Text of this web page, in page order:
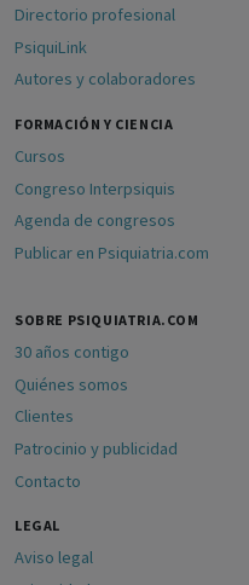
Directorio profesional
PsiquiLink
Autores y colaboradores
FORMACIÓN Y CIENCIA
Cursos
Congreso Interpsiquis
Agenda de congresos
Publicar en Psiquiatria.com
SOBRE PSIQUIATRIA.COM
30 años contigo
Quiénes somos
Clientes
Patrocinio y publicidad
Contacto
LEGAL
Aviso legal